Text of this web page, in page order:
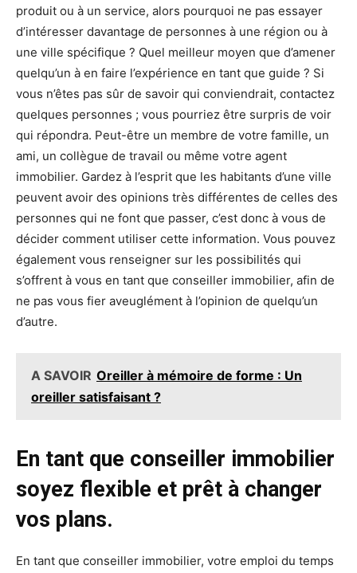
produit ou à un service, alors pourquoi ne pas essayer
d’intéresser davantage de personnes à une région ou à
une ville spécifique ? Quel meilleur moyen que d’amener
quelqu’un à en faire l’expérience en tant que guide ? Si
vous n’êtes pas sûr de savoir qui conviendrait, contactez
quelques personnes ; vous pourriez être surpris de voir
qui répondra. Peut-être un membre de votre famille, un
ami, un collègue de travail ou même votre agent
immobilier. Gardez à l’esprit que les habitants d’une ville
peuvent avoir des opinions très différentes de celles des
personnes qui ne font que passer, c’est donc à vous de
décider comment utiliser cette information. Vous pouvez
également vous renseigner sur les possibilités qui
s’offrent à vous en tant que conseiller immobilier, afin de
ne pas vous fier aveuglément à l’opinion de quelqu’un
d’autre.
A SAVOIR Oreiller à mémoire de forme : Un
oreiller satisfaisant ?
En tant que conseiller immobilier
soyez flexible et prêt à changer
vos plans.
En tant que conseiller immobilier, votre emploi du temps